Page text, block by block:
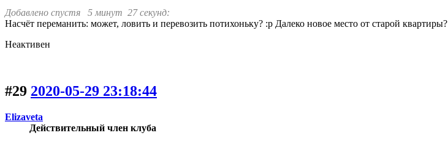
Добавлено спустя 5 минут 27 секунд:
Насчёт переманить: может, ловить и перевозить потихоньку? :р Далеко новое место от старой квартиры?
Неактивен
#29 2020-05-29 23:18:44
Elizaveta
Действительный член клуба